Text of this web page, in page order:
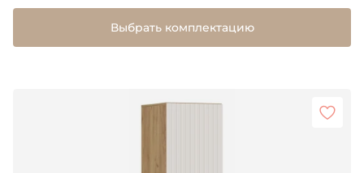
Выбрать комплектацию